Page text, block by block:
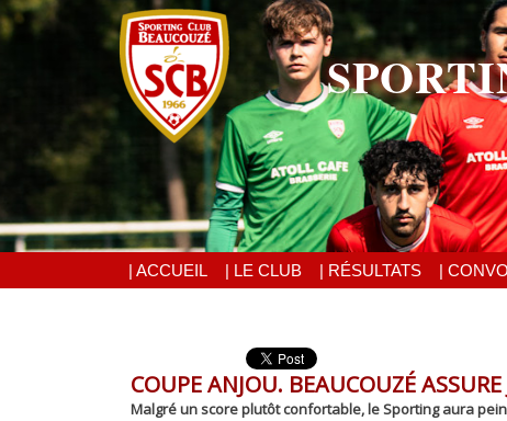
| ACCUEIL | LE CLUB | RÉSULTATS |
COUPE ANJOU. BEAUCOUZÉ
Malgré un score plutôt confortable, le Sporting aura